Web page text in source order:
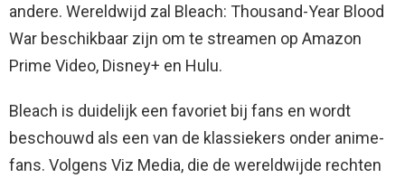
andere. Wereldwijd zal Bleach: Thousand-Year Blood
War beschikbaar zijn om te streamen op Amazon
Prime Video, Disney+ en Hulu.
Bleach is duidelijk een favoriet bij fans en wordt
beschouwd als een van de klassiekers onder anime-
fans. Volgens Viz Media, die de wereldwijde rechten